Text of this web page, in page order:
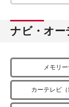
ナビ・オー
メモリ
カーテレビ（